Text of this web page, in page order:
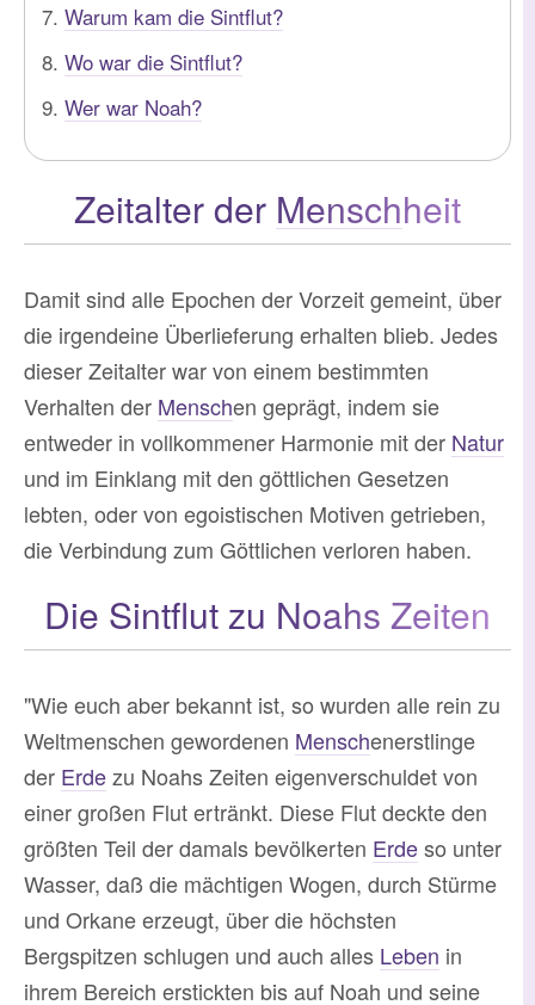
Warum kam die Sintflut?
Wo war die Sintflut?
Wer war Noah?
Zeitalter der Menschheit
Damit sind alle Epochen der Vorzeit gemeint, über
die irgendeine Überlieferung erhalten blieb. Jedes
dieser Zeitalter war von einem bestimmten
Verhalten der Menschen geprägt, indem sie
entweder in vollkommener Harmonie mit der Natur
und im Einklang mit den göttlichen Gesetzen
lebten, oder von egoistischen Motiven getrieben,
die Verbindung zum Göttlichen verloren haben.
Die Sintflut zu Noahs Zeiten
"Wie euch aber bekannt ist, so wurden alle rein zu
Weltmenschen gewordenen Menschenerstlinge
der Erdezu Noahs Zeiten eigenverschuldet von
einer großen Flut ertränkt. Diese Flut deckte den
größten Teil der damals bevölkerten Erdeso unter
Wasser, daß die mächtigen Wogen, durch Stürme
und Orkane erzeugt, über die höchsten
Bergspitzen schlugen und auch alles Leben in
ihrem Bereich erstickten bis auf Noah und seine